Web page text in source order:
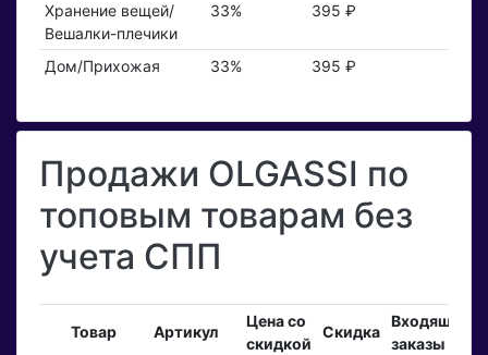
Хранение вещей/
Вешалки-плечики
33% 395 ₽
Дом/Прихожая 33% 395 ₽
Продажи OLGASSI по
топовым товарам без
учета СПП
Товар Артикул
Цена со
скидкой
Скидка
Входящие
заказы